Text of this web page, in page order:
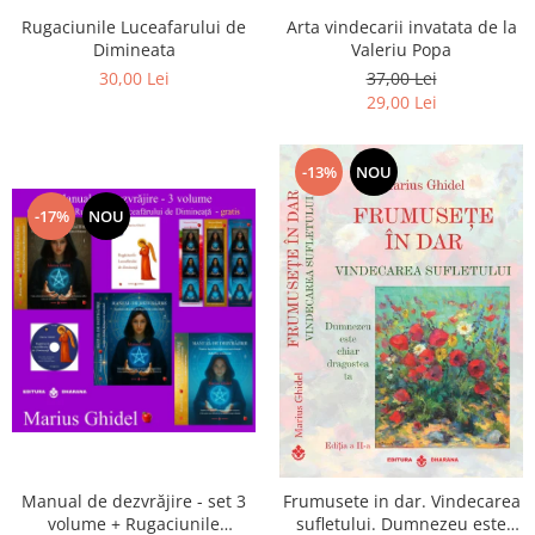
Rugaciunile Luceafarului de
Dimineata
30,00 Lei
Arta vindecarii invatata de la
Valeriu Popa
37,00 Lei
29,00 Lei
-17% NOU
Manual de dezvrăjire - set 3
volume + Rugaciunile
-13% NOU
Frumusete in dar. Vindecarea
sufletului. Dumnezeu este